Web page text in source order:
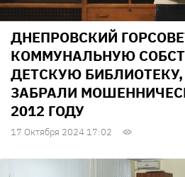
ДНЕПРОВСКИЙ
КОММУНАЛЬНУЮ
ДЕТСКУЮ
ЗАБРАЛИ
2012 ГОДУ
17 Октября 2024 17:02